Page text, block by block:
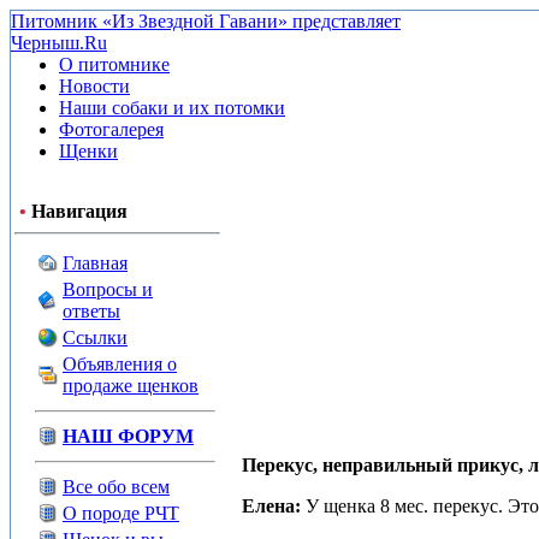
Питомник «Из Звездной Гавани» представляет
Черныш.Ru
О питомнике
Новости
Наши собаки и их потомки
Фотогалерея
Щенки
• Навигация
Главная
Вопросы и
ответы
Ссылки
Объявления о
продаже щенков
НАШ ФОРУМ
Все обо всем
О породе РЧТ
Перекус, неправильный прикус,
Елена: У щенка 8 мес. перекус.